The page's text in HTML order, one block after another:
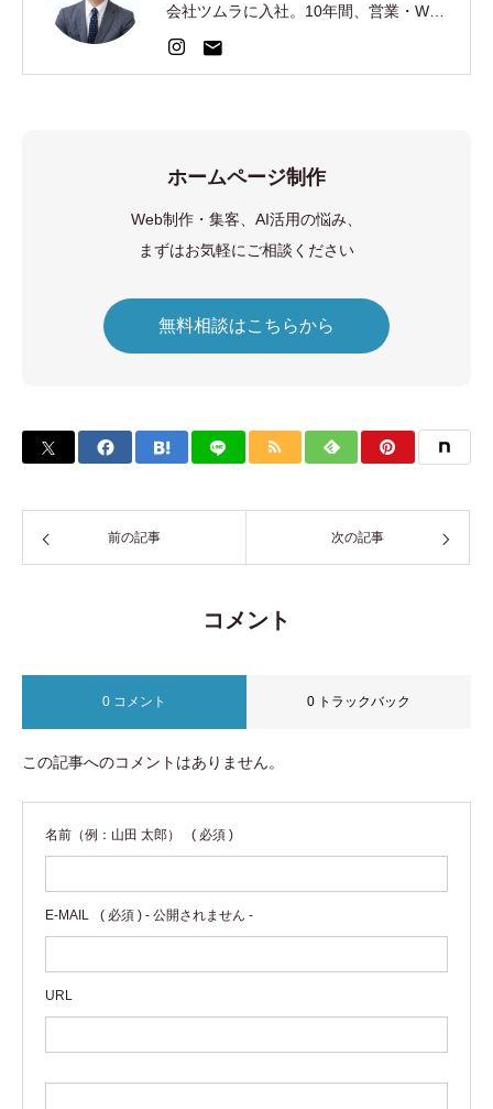
会社ツムラに入社。10年間、営業・Web
集客・AI開発を経験。2024年、EC制
作・集客の株式会社AOを創業。
ホームページ制作
Web制作・集客、AI活用の悩み、
まずはお気軽にご相談ください
無料相談はこちらから
前の記事 次の記事
コメント
0 コメント 0 トラックバック
この記事へのコメントはありません。
名前（例：山田 太郎） ( 必須 )
E-MAIL ( 必須 ) - 公開されません -
URL